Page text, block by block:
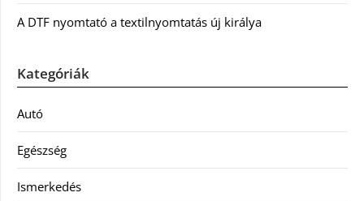
A DTF nyomtató a textilnyomtatás új királya
Kategóriák
Autó
Egészség
Ismerkedés